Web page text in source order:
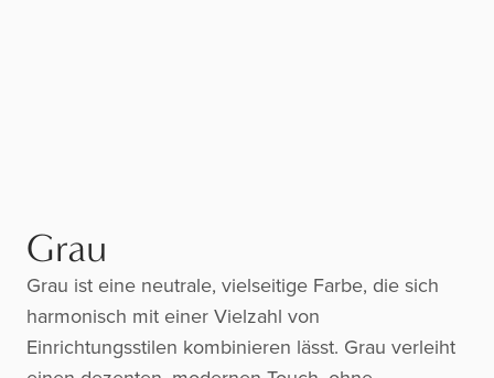
Grau
Grau ist eine neutrale, vielseitige Farbe, die sich
harmonisch mit einer Vielzahl von
Einrichtungsstilen kombinieren lässt. Grau verleiht